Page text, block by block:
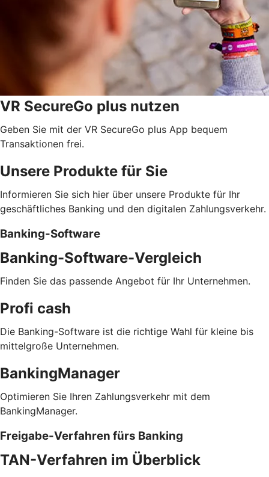
VR SecureGo plus nutzen
Geben Sie mit der VR SecureGo plus App bequem
Transaktionen frei.
Unsere Produkte für Sie
Informieren Sie sich hier über unsere Produkte für Ihr
geschäftliches Banking und den digitalen Zahlungsverkehr.
Banking-Software
Banking-Software-Vergleich
Finden Sie das passende Angebot für Ihr Unternehmen.
Profi cash
Die Banking-Software ist die richtige Wahl für kleine bis
mittelgroße Unternehmen.
BankingManager
Optimieren Sie Ihren Zahlungsverkehr mit dem
BankingManager.
Freigabe-Verfahren fürs Banking
TAN-Verfahren im Überblick